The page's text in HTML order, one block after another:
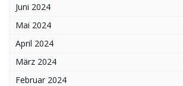
Juni 2024
Mai 2024
April 2024
März 2024
Februar 2024